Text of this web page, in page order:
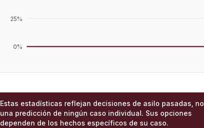
0%
25%
Estas estadísticas reflejan decisiones de asilo pasadas, no
una predicción de ningún caso individual. Sus opciones
dependen de los hechos específicos de su caso.